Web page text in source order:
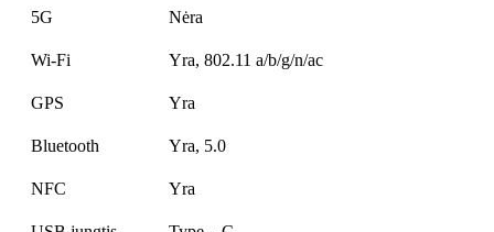
5G Nėra
Wi-Fi Yra, 802.11 a/b/g/n/ac
GPS Yra
Bluetooth Yra, 5.0
NFC Yra